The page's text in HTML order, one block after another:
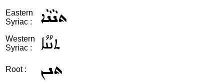
Eastern
Syriac :
ܬܢܵܢܵܐ
Western
Syriac :
ܬܢܳܢܳܐ
Root : ܬܢܢ